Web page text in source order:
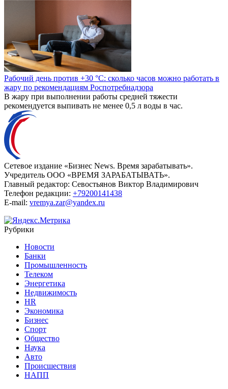
Рабочий день против +30 °C: сколько часов можно работать в
жару по рекомендациям Роспотребнадзора
В жару при выполнении работы средней тяжести
рекомендуется выпивать не менее 0,5 л воды в час.
Сетевое издание «Бизнес News. Время зарабатывать».
Учредитель ООО «ВРЕМЯ ЗАРАБАТЫВАТЬ».
Главный редактор: Севостьянов Виктор Владимирович
Телефон редакции: +79200141438
E-mail: vremya.zar@yandex.ru
Рубрики
Новости
Банки
Промышленность
Телеком
Энергетика
Недвижимость
HR
Экономика
Бизнес
Спорт
Общество
Наука
Авто
Происшествия
НАПП